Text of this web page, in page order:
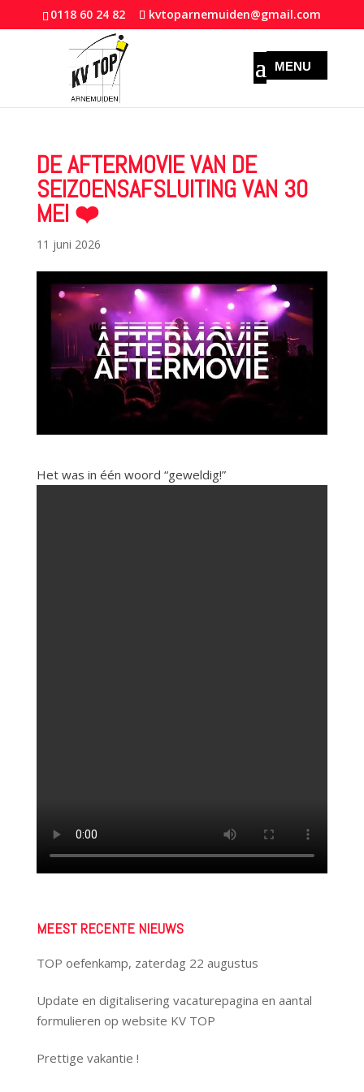
0118 60 24 82 kvtoparnemuiden@gmail.com
DE AFTERMOVIE VAN DE
SEIZOENSAFSLUITING VAN 30
MEI ❤️
11 juni 2026
Het was in één woord “geweldig!”
MEEST RECENTE NIEUWS
TOP oefenkamp, zaterdag 22 augustus
Update en digitalisering vacaturepagina en aantal
formulieren op website KV TOP
Prettige vakantie !